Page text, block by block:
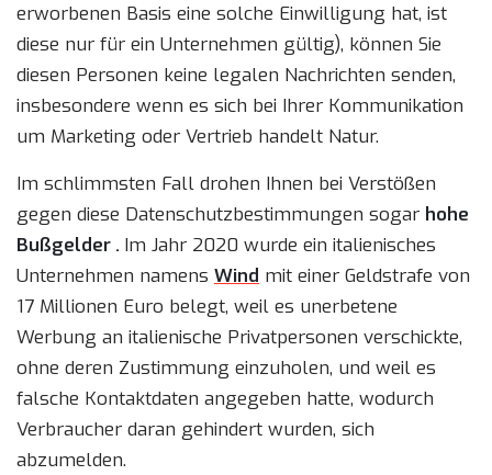
erworbenen Basis eine solche Einwilligung hat, ist
diese nur für ein Unternehmen gültig), können Sie
diesen Personen keine legalen Nachrichten senden,
insbesondere wenn es sich bei Ihrer Kommunikation
um Marketing oder Vertrieb handelt Natur.
Im schlimmsten Fall drohen Ihnen bei Verstößen
gegen diese Datenschutzbestimmungen sogar hohe
Bußgelder . Im Jahr 2020 wurde ein italienisches
Unternehmen namens Wind mit einer Geldstrafe von
17 Millionen Euro belegt, weil es unerbetene
Werbung an italienische Privatpersonen verschickte,
ohne deren Zustimmung einzuholen, und weil es
falsche Kontaktdaten angegeben hatte, wodurch
Verbraucher daran gehindert wurden, sich
abzumelden.